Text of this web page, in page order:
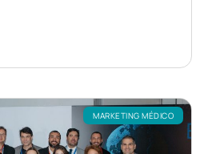
MARKETING MÉDICO